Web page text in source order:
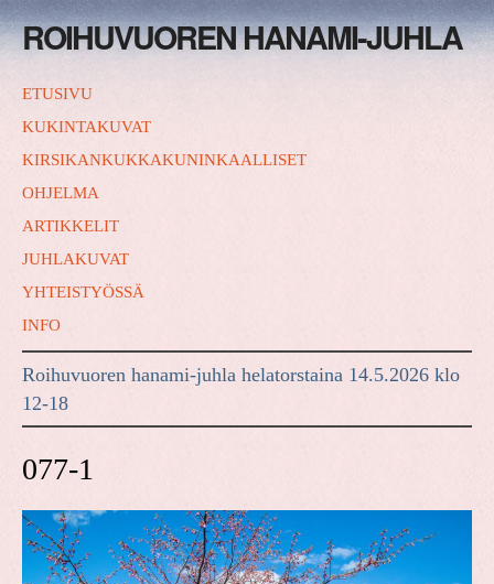
ROIHUVUOREN HANAMI-JUHLA
ETUSIVU
KUKINTAKUVAT
KIRSIKANKUKKAKUNINKAALLISET
OHJELMA
ARTIKKELIT
JUHLAKUVAT
YHTEISTYÖSSÄ
INFO
Roihuvuoren hanami-juhla helatorstaina 14.5.2026 klo
12-18
077-1